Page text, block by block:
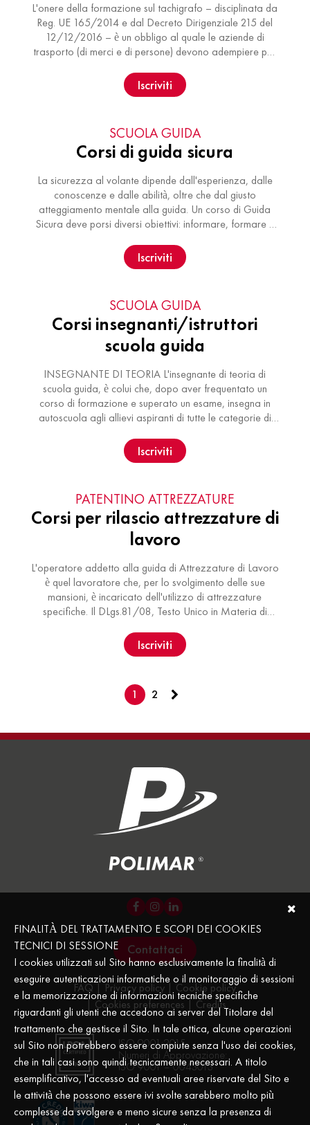
L'onere della formazione sul tachigrafo – disciplinata da
Reg. UE 165/2014 e dal Decreto Dirigenziale 215 del
12/12/2016 – è un obbligo al quale le aziende di
trasporto (di merci e di persone) devono adempiere per
Iscriviti
SCUOLA GUIDA
Corsi di guida sicura
La sicurezza al volante dipende dall'esperienza, dalle
conoscenze e dalle abilità, oltre che dal giusto
atteggiamento mentale alla guida. Un corso di Guida
Sicura deve porsi diversi obiettivi: informare, formare e
Iscriviti
SCUOLA GUIDA
Corsi insegnanti/istruttori
scuola guida
INSEGNANTE DI TEORIA L'insegnante di teoria di
scuola guida, è colui che, dopo aver frequentato un
corso di formazione e superato un esame, insegna in
autoscuola agli allievi aspiranti di tutte le categorie di
Iscriviti
PATENTINO ATTREZZATURE
Corsi per rilascio attrezzature di
lavoro
L'operatore addetto alla guida di Attrezzature di Lavoro
è quel lavoratore che, per lo svolgimento delle sue
mansioni, è incaricato dell'utilizzo di attrezzature
specifiche. Il DLgs.81/08, Testo Unico in Materia di
Iscriviti
1 2
Contattaci
FAQ Privacy policy
Cookie policy
Cookies preferences
Credits
ISO 9001:2015
Numeri di Approvazione:
ISO 9001 – 0043013
.
FINALITÀ DEL TRATTAMENTO E SCOPI DEI COOKIES
TECNICI DI SESSIONE
I cookies utilizzati sul Sito hanno esclusivamente la finalità di
eseguire autenticazioni informatiche o il monitoraggio di sessioni
e la memorizzazione di informazioni tecniche specifiche
riguardanti gli utenti che accedono ai server del Titolare del
trattamento che gestisce il Sito. In tale ottica, alcune operazioni
sul Sito non potrebbero essere compiute senza l'uso dei cookies,
che in tali casi sono quindi tecnicamente necessari. A titolo
esemplificativo, l'accesso ad eventuali aree riservate del Sito e
le attività che possono essere ivi svolte sarebbero molto più
complesse da svolgere e meno sicure senza la presenza di